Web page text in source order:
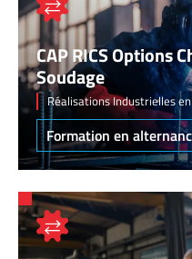
CAP RICS Options
Soudage
Réalisations Industrielles
Formation en